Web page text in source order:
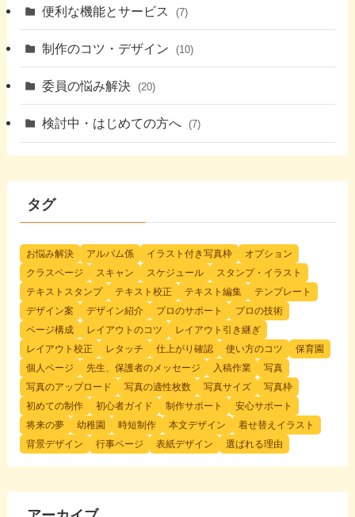
便利な機能とサービス (7)
制作のコツ・デザイン (10)
委員の悩み解決 (20)
検討中・はじめての方へ (7)
タグ
お悩み解決 アルバム係 イラスト付き写真枠
オプション
クラスページ
スキャン スケジュール
スタンプ・イラスト
テキストスタンプ
テキスト校正 テキスト編集
テンプレート
デザイン案
デザイン紹介 プロのサポート
プロの技術
ページ構成
レイアウトのコツ
レイアウト引き継ぎ
レイアウト校正
レタッチ 仕上がり確認 使い方のコツ
保育園
個人ページ
先生、保護者のメッセージ 入稿作業
写真
写真のアップロード
写真の適性枚数 写真サイズ
写真枠
初めての制作
初心者ガイド 制作サポート
安心サポート
将来の夢
幼稚園 時短制作 本文デザイン
着せ替えイラスト
背景デザイン
行事ページ 表紙デザイン 選ばれる理由